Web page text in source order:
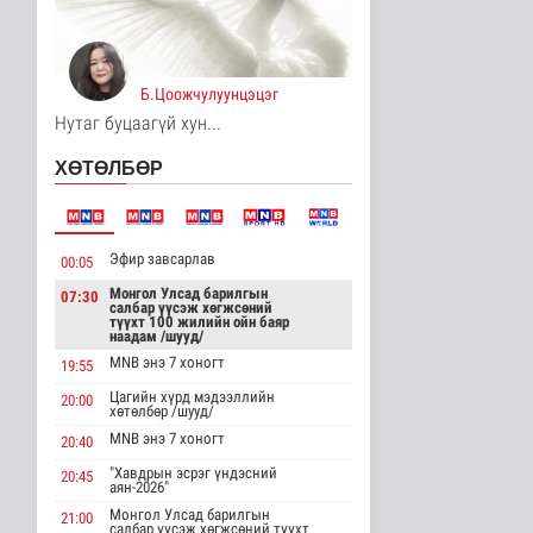
"ДЦС-3” ТӨХК-ийн нэн
шаардлагатай
“Турбингенерат..
Улс төр
5 цаг 4 минутын өмнө
боллоо
Улс төр
5 цаг 7 минутын өмнө
үйлдвэр” төслийн
чиглэл, хамтын..
Нийгэм
5 цаг 10 минутын өмнө
ЦАГ АГААР:
Улаанбаатарт өдөртөө
32 хэм дулаан
5 цаг 15 минутын өмнө
"Цагийн хүрд"
Б.Цоожчулуунцэцэг
Нутаг буцаагүй хун...
ХӨТӨЛБӨР
00:05 Эфир завсарлав
07:30
Монгол Улсад барилгын
салбар үүсэж хөгжсөний
түүхт 100 жилийн ойн баяр
наадам /шууд/
19:55
MNB энэ 7 хоногт
20:00
Цагийн хүрд мэдээллийн
хөтөлбөр /шууд/
20:40
MNB энэ 7 хоногт
20:45
"Хавдрын эсрэг үндэсний
аян-2026"
21:00
Монгол Улсад барилгын
салбар үүсэж хөгжсөний түүхт